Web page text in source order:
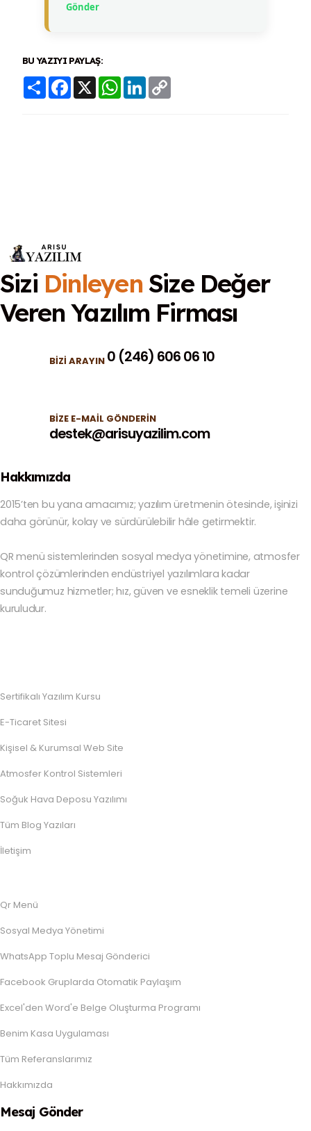
Gönder
BU YAZIYI PAYLAŞ:
Share Facebook
X WhatsApp
LinkedIn
Sizi DinleyenSize Değer
VerenYazılım Firması
BIZI ARAYIN 0 (246) 606 06 10
BIZE E-MAIL GÖNDERIN
destek@arisuyazilim.com
Hakkımızda
2015’ten bu yana amacımız; yazılım üretmenin ötesinde, işinizi
daha görünür, kolay ve sürdürülebilir hâle getirmektir.
QR menü sistemlerinden sosyal medya yönetimine, atmosfer
kontrol çözümlerinden endüstriyel yazılımlara kadar
sunduğumuz hizmetler; hız, güven ve esneklik temeli üzerine
kuruludur.
Sertifikalı Yazılım Kursu
E-Ticaret Sitesi
Kişisel & Kurumsal Web Site
Atmosfer Kontrol Sistemleri
Soğuk Hava Deposu Yazılımı
Tüm Blog Yazıları
İletişim
Qr Menü
Sosyal Medya Yönetimi
WhatsApp Toplu Mesaj Gönderici
Facebook Gruplarda Otomatik Paylaşım
Excel'den Word'e Belge Oluşturma Programı
Benim Kasa Uygulaması
Tüm Referanslarımız
Hakkımızda
Mesaj Gönder